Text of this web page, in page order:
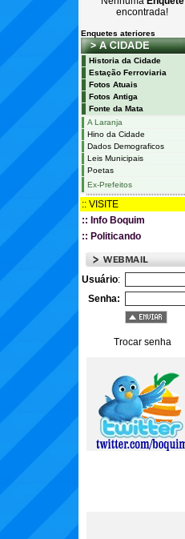
encontrada!
Enquetes ateriores
Historia da Cidade
Estação Ferroviaria
Fotos Atuais
Fotos Antiga
Fonte da Mata
A Laranja
Hino da Cidade
Dados Demograficos
Leis Municipais
Poetas
Ex-Prefeitos
:: VISITE
:: Info Boquim
:: Politicando
Usuário:
Senha:
Trocar senha